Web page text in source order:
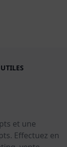
et une
Effectuez en